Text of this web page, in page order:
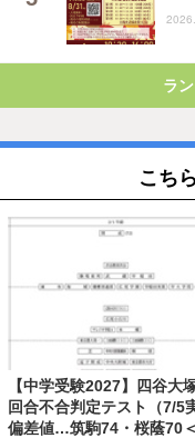
ラ
こち
【中学受験2027】四谷大
回合不合判定テスト（7/5
偏差値…筑駒74・桜蔭70